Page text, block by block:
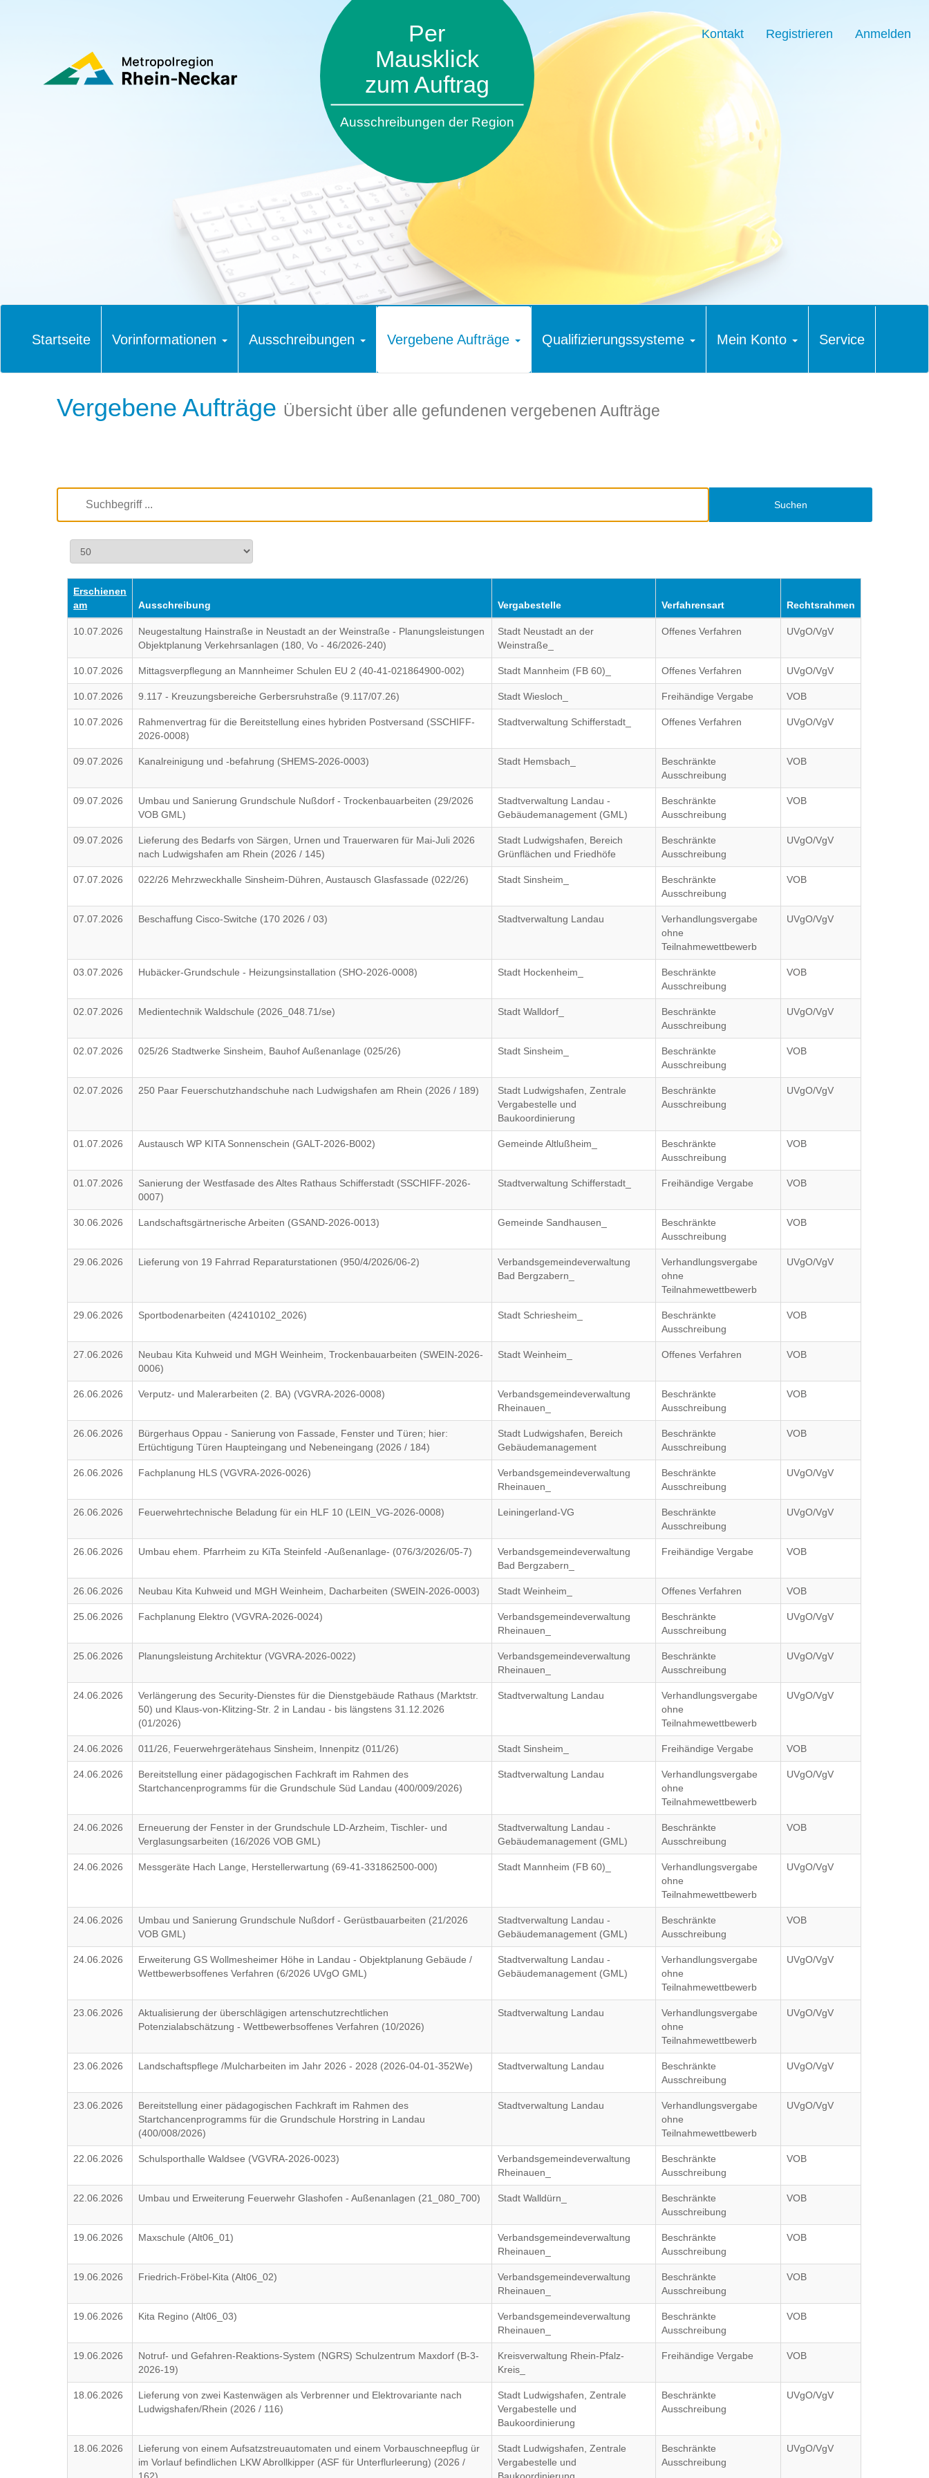
Per
Mausklick
zum Auftrag
Ausschreibungen der Region
Kontakt Registrieren Anmelden
Startseite Vorinformationen Ausschreibungen Vergebene Aufträge Qualifizierungssysteme Mein Konto Service
Vergebene Aufträge Übersicht über alle gefundenen vergebenen Aufträge
Suchen
Erschienen
am
Ausschreibung Vergabestelle Verfahrensart Rechtsrahmen
10.07.2026
Neugestaltung Hainstraße in Neustadt an der Weinstraße - Planungsleistungen
Objektplanung Verkehrsanlagen (180, Vo - 46/2026-240)
Stadt Neustadt an der
Weinstraße_
Offenes Verfahren UVgO/VgV
10.07.2026 Mittagsverpflegung an Mannheimer Schulen EU 2 (40-41-021864900-002) Stadt Mannheim (FB 60)_ Offenes Verfahren UVgO/VgV
10.07.2026 9.117 - Kreuzungsbereiche Gerbersruhstraße (9.117/07.26) Stadt Wiesloch_ Freihändige Vergabe VOB
10.07.2026
Rahmenvertrag für die Bereitstellung eines hybriden Postversand (SSCHIFF-
2026-0008)
Stadtverwaltung Schifferstadt_ Offenes Verfahren UVgO/VgV
09.07.2026 Kanalreinigung und -befahrung (SHEMS-2026-0003) Stadt Hemsbach_
Beschränkte
Ausschreibung
VOB
09.07.2026
Umbau und Sanierung Grundschule Nußdorf - Trockenbauarbeiten (29/2026
VOB GML)
Stadtverwaltung Landau -
Gebäudemanagement (GML)
Beschränkte
Ausschreibung
VOB
09.07.2026
Lieferung des Bedarfs von Särgen, Urnen und Trauerwaren für Mai-Juli 2026
nach Ludwigshafen am Rhein (2026 / 145)
Stadt Ludwigshafen, Bereich
Grünflächen und Friedhöfe
Beschränkte
Ausschreibung
UVgO/VgV
07.07.2026 022/26 Mehrzweckhalle Sinsheim-Dühren, Austausch Glasfassade (022/26) Stadt Sinsheim_
Beschränkte
Ausschreibung
VOB
07.07.2026 Beschaffung Cisco-Switche (170 2026 / 03) Stadtverwaltung Landau
Verhandlungsvergabe
ohne
Teilnahmewettbewerb
UVgO/VgV
03.07.2026 Hubäcker-Grundschule - Heizungsinstallation (SHO-2026-0008) Stadt Hockenheim_
Beschränkte
Ausschreibung
VOB
02.07.2026 Medientechnik Waldschule (2026_048.71/se) Stadt Walldorf_
Beschränkte
Ausschreibung
UVgO/VgV
02.07.2026 025/26 Stadtwerke Sinsheim, Bauhof Außenanlage (025/26) Stadt Sinsheim_
Beschränkte
Ausschreibung
VOB
02.07.2026 250 Paar Feuerschutzhandschuhe nach Ludwigshafen am Rhein (2026 / 189)
Stadt Ludwigshafen, Zentrale
Vergabestelle und
Baukoordinierung
Beschränkte
Ausschreibung
UVgO/VgV
01.07.2026 Austausch WP KITA Sonnenschein (GALT-2026-B002) Gemeinde Altlußheim_
Beschränkte
Ausschreibung
VOB
01.07.2026
Sanierung der Westfasade des Altes Rathaus Schifferstadt (SSCHIFF-2026-
0007)
Stadtverwaltung Schifferstadt_ Freihändige Vergabe VOB
30.06.2026 Landschaftsgärtnerische Arbeiten (GSAND-2026-0013) Gemeinde Sandhausen_
Beschränkte
Ausschreibung
VOB
29.06.2026 Lieferung von 19 Fahrrad Reparaturstationen (950/4/2026/06-2)
Verbandsgemeindeverwaltung
Bad Bergzabern_
Verhandlungsvergabe
ohne
Teilnahmewettbewerb
UVgO/VgV
29.06.2026 Sportbodenarbeiten (42410102_2026) Stadt Schriesheim_
Beschränkte
Ausschreibung
VOB
27.06.2026
Neubau Kita Kuhweid und MGH Weinheim, Trockenbauarbeiten (SWEIN-2026-
0006)
Stadt Weinheim_ Offenes Verfahren VOB
26.06.2026 Verputz- und Malerarbeiten (2. BA) (VGVRA-2026-0008)
Verbandsgemeindeverwaltung
Rheinauen_
Beschränkte
Ausschreibung
VOB
26.06.2026
Bürgerhaus Oppau - Sanierung von Fassade, Fenster und Türen; hier:
Ertüchtigung Türen Haupteingang und Nebeneingang (2026 / 184)
Stadt Ludwigshafen, Bereich
Gebäudemanagement
Beschränkte
Ausschreibung
VOB
26.06.2026 Fachplanung HLS (VGVRA-2026-0026)
Verbandsgemeindeverwaltung
Rheinauen_
Beschränkte
Ausschreibung
UVgO/VgV
26.06.2026 Feuerwehrtechnische Beladung für ein HLF 10 (LEIN_VG-2026-0008) Leiningerland-VG
Beschränkte
Ausschreibung
UVgO/VgV
26.06.2026 Umbau ehem. Pfarrheim zu KiTa Steinfeld -Außenanlage- (076/3/2026/05-7)
Verbandsgemeindeverwaltung
Bad Bergzabern_
Freihändige Vergabe VOB
26.06.2026 Neubau Kita Kuhweid und MGH Weinheim, Dacharbeiten (SWEIN-2026-0003) Stadt Weinheim_ Offenes Verfahren VOB
25.06.2026 Fachplanung Elektro (VGVRA-2026-0024)
Verbandsgemeindeverwaltung
Rheinauen_
Beschränkte
Ausschreibung
UVgO/VgV
25.06.2026 Planungsleistung Architektur (VGVRA-2026-0022)
Verbandsgemeindeverwaltung
Rheinauen_
Beschränkte
Ausschreibung
UVgO/VgV
24.06.2026
Verlängerung des Security-Dienstes für die Dienstgebäude Rathaus (Marktstr.
50) und Klaus-von-Klitzing-Str. 2 in Landau - bis längstens 31.12.2026
(01/2026)
Stadtverwaltung Landau
Verhandlungsvergabe
ohne
Teilnahmewettbewerb
UVgO/VgV
24.06.2026 011/26, Feuerwehrgerätehaus Sinsheim, Innenpitz (011/26) Stadt Sinsheim_ Freihändige Vergabe VOB
24.06.2026
Bereitstellung einer pädagogischen Fachkraft im Rahmen des
Startchancenprogramms für die Grundschule Süd Landau (400/009/2026)
Stadtverwaltung Landau
Verhandlungsvergabe
ohne
Teilnahmewettbewerb
UVgO/VgV
24.06.2026
Erneuerung der Fenster in der Grundschule LD-Arzheim, Tischler- und
Verglasungsarbeiten (16/2026 VOB GML)
Stadtverwaltung Landau -
Gebäudemanagement (GML)
Beschränkte
Ausschreibung
VOB
24.06.2026 Messgeräte Hach Lange, Herstellerwartung (69-41-331862500-000) Stadt Mannheim (FB 60)_
Verhandlungsvergabe
ohne
Teilnahmewettbewerb
UVgO/VgV
24.06.2026
Umbau und Sanierung Grundschule Nußdorf - Gerüstbauarbeiten (21/2026
VOB GML)
Stadtverwaltung Landau -
Gebäudemanagement (GML)
Beschränkte
Ausschreibung
VOB
24.06.2026
Erweiterung GS Wollmesheimer Höhe in Landau - Objektplanung Gebäude /
Wettbewerbsoffenes Verfahren (6/2026 UVgO GML)
Stadtverwaltung Landau -
Gebäudemanagement (GML)
Verhandlungsvergabe
ohne
Teilnahmewettbewerb
UVgO/VgV
23.06.2026
Aktualisierung der überschlägigen artenschutzrechtlichen
Potenzialabschätzung - Wettbewerbsoffenes Verfahren (10/2026)
Stadtverwaltung Landau
Verhandlungsvergabe
ohne
Teilnahmewettbewerb
UVgO/VgV
23.06.2026 Landschaftspflege /Mulcharbeiten im Jahr 2026 - 2028 (2026-04-01-352We) Stadtverwaltung Landau
Beschränkte
Ausschreibung
UVgO/VgV
23.06.2026
Bereitstellung einer pädagogischen Fachkraft im Rahmen des
Startchancenprogramms für die Grundschule Horstring in Landau
(400/008/2026)
Stadtverwaltung Landau
Verhandlungsvergabe
ohne
Teilnahmewettbewerb
UVgO/VgV
22.06.2026 Schulsporthalle Waldsee (VGVRA-2026-0023)
Verbandsgemeindeverwaltung
Rheinauen_
Beschränkte
Ausschreibung
VOB
22.06.2026 Umbau und Erweiterung Feuerwehr Glashofen - Außenanlagen (21_080_700) Stadt Walldürn_
Beschränkte
Ausschreibung
VOB
19.06.2026 Maxschule (Alt06_01)
Verbandsgemeindeverwaltung
Rheinauen_
Beschränkte
Ausschreibung
VOB
19.06.2026 Friedrich-Fröbel-Kita (Alt06_02)
Verbandsgemeindeverwaltung
Rheinauen_
Beschränkte
Ausschreibung
VOB
19.06.2026 Kita Regino (Alt06_03)
Verbandsgemeindeverwaltung
Rheinauen_
Beschränkte
Ausschreibung
VOB
19.06.2026
Notruf- und Gefahren-Reaktions-System (NGRS) Schulzentrum Maxdorf (B-3-
2026-19)
Kreisverwaltung Rhein-Pfalz-
Kreis_
Freihändige Vergabe VOB
18.06.2026
Lieferung von zwei Kastenwägen als Verbrenner und Elektrovariante nach
Ludwigshafen/Rhein (2026 / 116)
Stadt Ludwigshafen, Zentrale
Vergabestelle und
Baukoordinierung
Beschränkte
Ausschreibung
UVgO/VgV
18.06.2026
Lieferung von einem Aufsatzstreuautomaten und einem Vorbauschneepflug ür
im Vorlauf befindlichen LKW Abrollkipper (ASF für Unterflurleerung) (2026 /
Stadt Ludwigshafen, Zentrale
Vergabestelle und
Beschränkte
Ausschreibung
UVgO/VgV